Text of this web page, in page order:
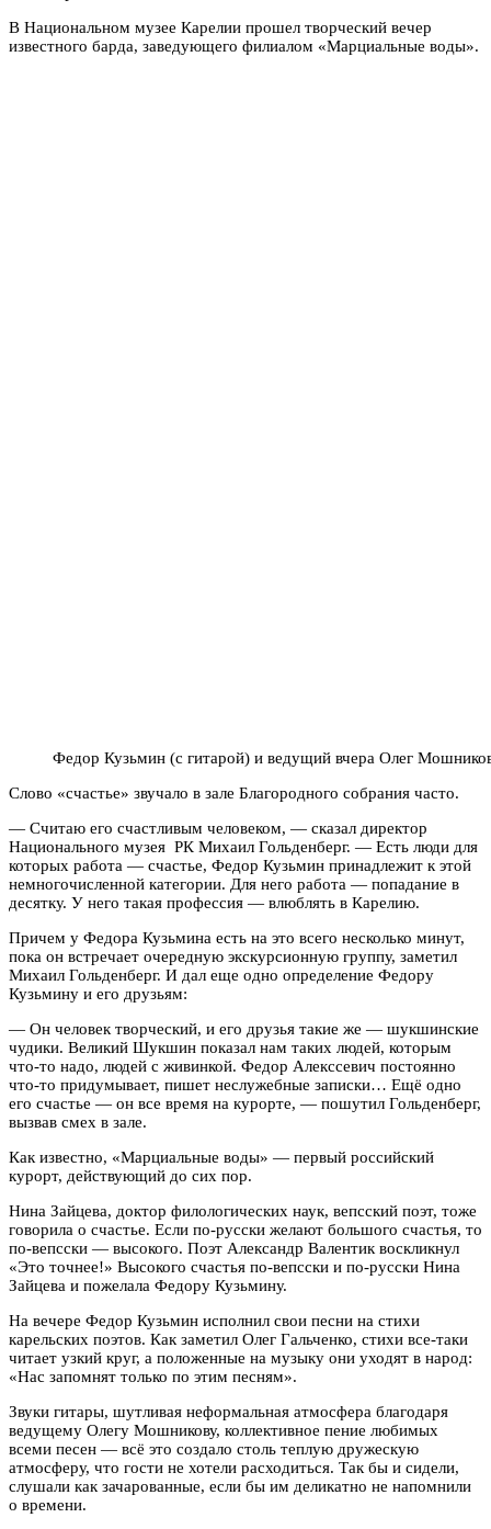
В Национальном музее Карелии прошел творческий вечер
известного барда, заведующего филиалом «Марциальные воды».
Федор Кузьмин (с гитарой) и ведущий вчера Олег
Слово «счастье» звучало в зале Благородного собрания часто.
— Считаю его счастливым человеком, — сказал директор
Национального музея РК Михаил Гольденберг. — Есть люди для
которых работа — счастье, Федор Кузьмин принадлежит к этой
немногочисленной категории. Для него работа — попадание в
десятку. У него такая профессия — влюблять в Карелию.
Причем у Федора Кузьмина есть на это всего несколько минут,
пока он встречает очередную экскурсионную группу, заметил
Михаил Гольденберг. И дал еще одно определение Федору
Кузьмину и его друзьям:
— Он человек творческий, и его друзья такие же — шукшинские
чудики. Великий Шукшин показал нам таких людей, которым
что-то надо, людей с живинкой. Федор Алекссевич постоянно
что-то придумывает, пишет неслужебные записки… Ещё одно
его счастье — он все время на курорте, — пошутил Гольденберг,
вызвав смех в зале.
Как известно, «Марциальные воды» — первый российский
курорт, действующий до сих пор.
Нина Зайцева, доктор филологических наук, вепсский поэт, тоже
говорила о счастье. Если по-русски желают большого счастья, то
по-вепсски — высокого. Поэт Александр Валентик воскликнул
«Это точнее!» Высокого счастья по-вепсски и по-русски Нина
Зайцева и пожелала Федору Кузьмину.
На вечере Федор Кузьмин исполнил свои песни на стихи
карельских поэтов. Как заметил Олег Гальченко, стихи все-таки
читает узкий круг, а положенные на музыку они уходят в народ:
«Нас запомнят только по этим песням».
Звуки гитары, шутливая неформальная атмосфера благодаря
ведущему Олегу Мошникову, коллективное пение любимых
всеми песен — всё это создало столь теплую дружескую
атмосферу, что гости не хотели расходиться. Так бы и сидели,
слушали как зачарованные, если бы им деликатно не напомнили
о времени.